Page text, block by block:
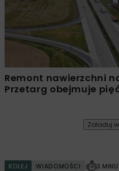
Remont nawierzchni
Przetarg obejmuje
Załaduj
KOLEJ WIADOMOŚCI 3